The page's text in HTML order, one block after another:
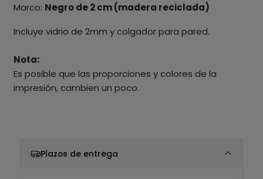
Marco: Negro de 2 cm (madera reciclada)
Incluye vidrio de 2mm y colgador para pared.
Nota:
Es posible que las proporciones y colores de la
impresión, cambien un poco.
Plazos de entrega